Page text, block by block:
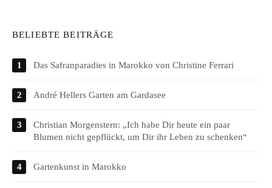
BELIEBTE BEITRÄGE
Das Safranparadies in Marokko von Christine Ferrari
André Hellers Garten am Gardasee
Christian Morgenstern: „Ich habe Dir heute ein paar
Blumen nicht gepflückt, um Dir ihr Leben zu schenken“
Gartenkunst in Marokko